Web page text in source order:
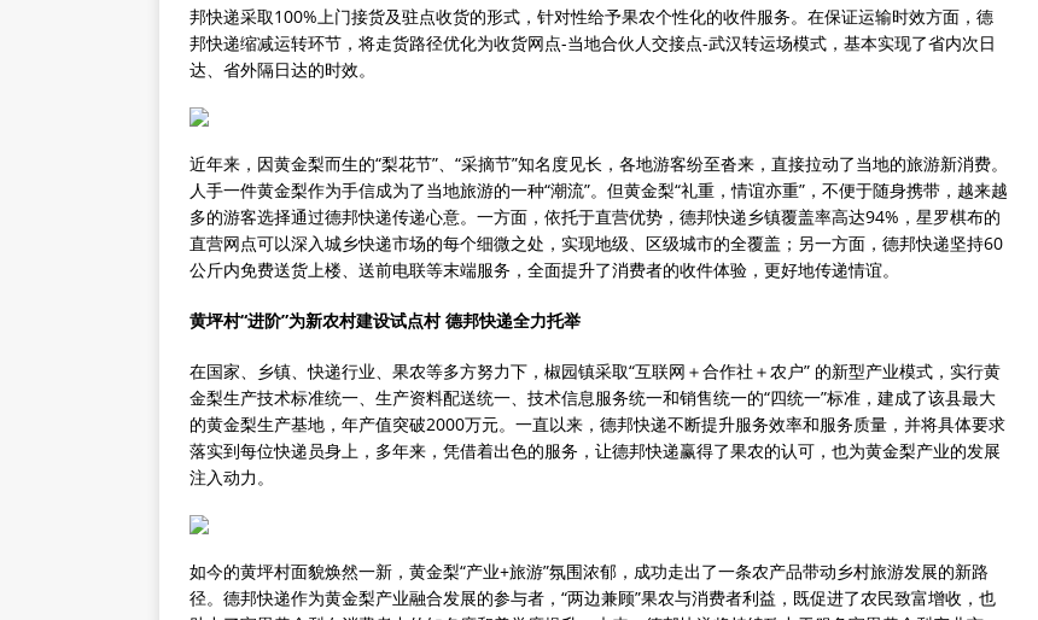
邦快递采取100%上门接货及驻点收货的形式，针对性给予果农个性化的收件服务。在保证运输时效方面，德
邦快递缩减运转环节，将走货路径优化为收货网点-当地合伙人交接点-武汉转运场模式，基本实现了省内次日
达、省外隔日达的时效。
近年来，因黄金梨而生的“梨花节”、“采摘节”知名度见长，各地游客纷至沓来，直接拉动了当地的旅游新消费。
人手一件黄金梨作为手信成为了当地旅游的一种“潮流”。但黄金梨“礼重，情谊亦重”，不便于随身携带，越来越
多的游客选择通过德邦快递传递心意。一方面，依托于直营优势，德邦快递乡镇覆盖率高达94%，星罗棋布的
直营网点可以深入城乡快递市场的每个细微之处，实现地级、区级城市的全覆盖；另一方面，德邦快递坚持60
公斤内免费送货上楼、送前电联等末端服务，全面提升了消费者的收件体验，更好地传递情谊。
黄坪村“进阶”为新农村建设试点村 德邦快递全力托举
在国家、乡镇、快递行业、果农等多方努力下，椒园镇采取“互联网＋合作社＋农户” 的新型产业模式，实行黄
金梨生产技术标准统一、生产资料配送统一、技术信息服务统一和销售统一的“四统一”标准，建成了该县最大
的黄金梨生产基地，年产值突破2000万元。一直以来，德邦快递不断提升服务效率和服务质量，并将具体要求
落实到每位快递员身上，多年来，凭借着出色的服务，让德邦快递赢得了果农的认可，也为黄金梨产业的发展
注入动力。
如今的黄坪村面貌焕然一新，黄金梨“产业+旅游”氛围浓郁，成功走出了一条农产品带动乡村旅游发展的新路
径。德邦快递作为黄金梨产业融合发展的参与者，“两边兼顾”果农与消费者利益，既促进了农民致富增收，也